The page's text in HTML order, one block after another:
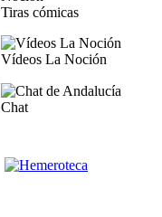
Tiras cómicas
Vídeos La Noción
Chat